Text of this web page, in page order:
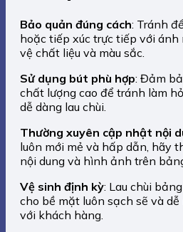
Bảo quản đúng cách: Tránh
hoặc tiếp xúc trực tiếp với
vệ chất liệu và màu sắc.
Sử dụng bút phù hợp: Đảm
chất lượng cao để tránh làm
dễ dàng lau chùi.
Thường xuyên cập nhật nội
luôn mới mẻ và hấp dẫn, hãy
nội dung và hình ảnh trên
Vệ sinh định kỳ: Lau chùi
cho bề mặt luôn sạch sẽ và
với khách hàng.